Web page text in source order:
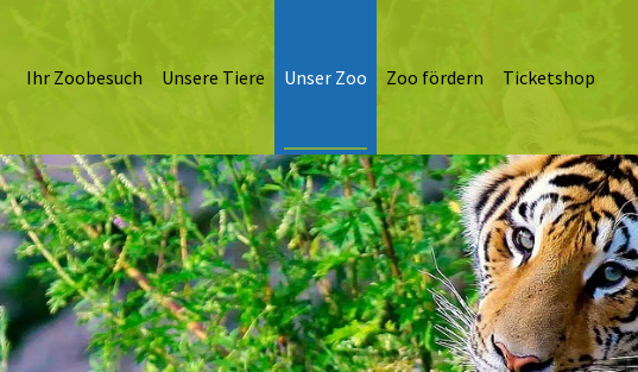
Ihr Zoobesuch Unsere Tiere Unser Zoo Zoo fördern Ticketshop